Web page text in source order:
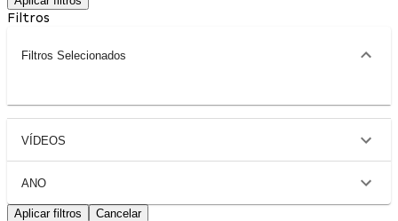
Filtros
Filtros Selecionados
VÍDEOS
ANO
Aplicar filtros Cancelar